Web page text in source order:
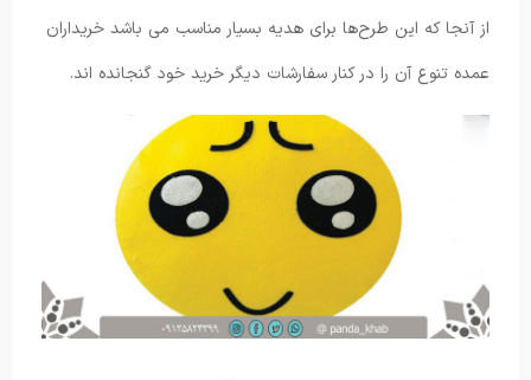
از آنجا که این طرح‌ها برای هدیه بسیار مناسب می باشد خریداران
عمده تنوع آن را در کنار سفارشات دیگر خرید خود گنجانده اند.